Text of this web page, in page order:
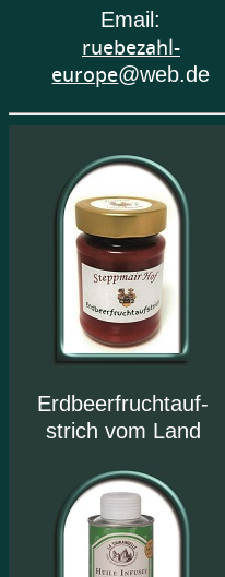
Email:
ruebezahl-
europe@web.de
Erdbeerfruchtauf-
strich vom Land